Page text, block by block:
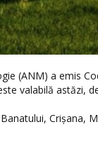
(ANM) a emis
valabilă astăzi,
Crișana,